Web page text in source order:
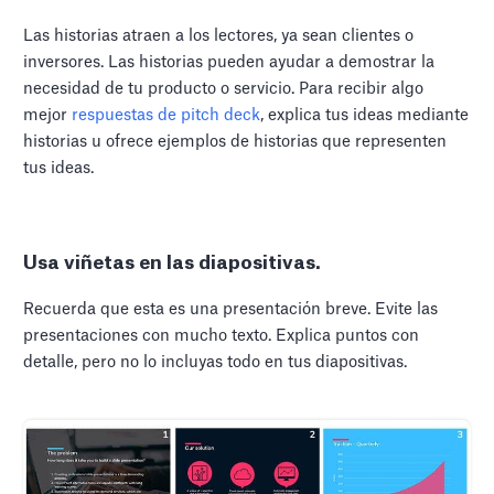
Las historias atraen a los lectores, ya sean clientes o
inversores. Las historias pueden ayudar a demostrar la
necesidad de tu producto o servicio. Para recibir algo
mejor respuestas de pitch deck, explica tus ideas mediante
historias u ofrece ejemplos de historias que representen
tus ideas.
Usa viñetas en las diapositivas.
Recuerda que esta es una presentación breve. Evite las
presentaciones con mucho texto. Explica puntos con
detalle, pero no lo incluyas todo en tus diapositivas.